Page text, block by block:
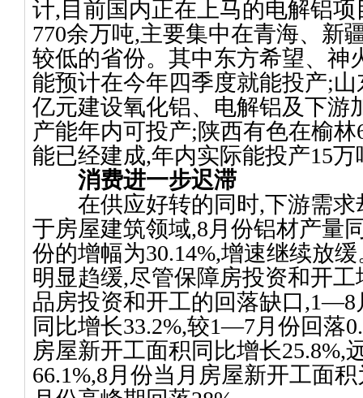
计, 目前国内正在上马的电解铝项
770余万吨,主要集中在青海、新
较低的省份。其中东方希望、神
能预计在今年四季度就能投产;山
亿元建设氧化铝、电解铝及下游
产能年内可投产;陕西有色在榆林
能已经建成,年内实际能投产15万
消费进一步迟滞
在供应好转的同时,下游需求
于房屋建筑领域,8月份铝材产量
份的增幅为30.14%,增速继续放
明显趋缓,尽管保障房投资和开工
品房投资和开工的回落缺口,1—8
同比增长33.2%,较1—7月份回落
房屋新开工面积同比增长25.8%,
66.1%,8月份当月房屋新开工面积